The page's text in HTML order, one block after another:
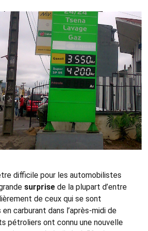
difficile pour les automobilistes
surprisede la plupart d’entre
de ceux qui se sont
carburant dans l’après-midi de
pétroliers ont connu une nouvelle